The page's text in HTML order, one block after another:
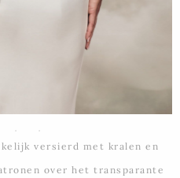
versierd met kralen en
over het transparante